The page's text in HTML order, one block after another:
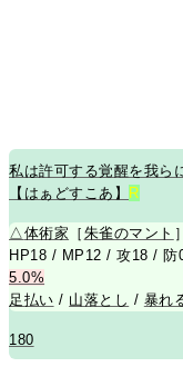
私は許可する覚醒を我ら
【はぁどすこあ】
R
△体術家 ［ 朱雀のマント ］
HP18 / MP12 / 攻18 /
5.0%
足払い / 山落とし / 暴れ
180